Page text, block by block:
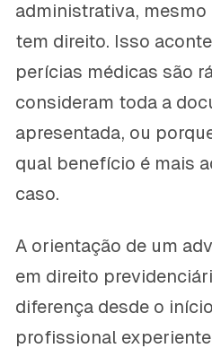
administrativa,
tem direito. Isso
perícias médicas são
consideram toda a
apresentada, ou
qual benefício é mais
caso.
A orientação de um
em direito
diferença desde o
profissional